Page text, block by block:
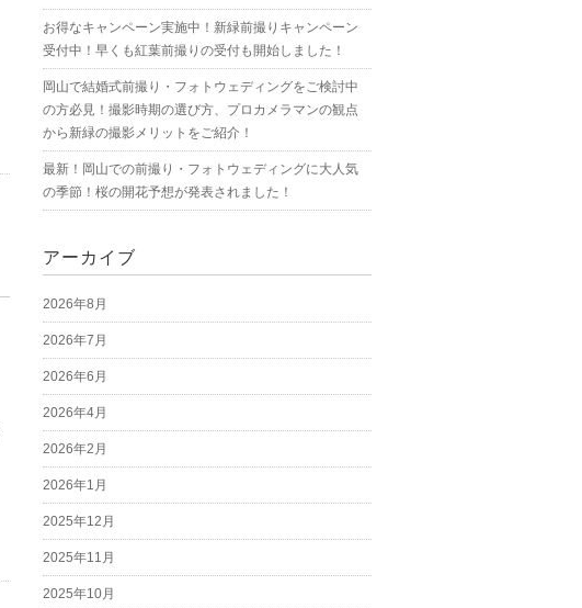
お得なキャンペーン実施中！新緑前撮りキャンペーン
受付中！早くも紅葉前撮りの受付も開始しました！
岡山で結婚式前撮り・フォトウェディングをご検討中
の方必見！撮影時期の選び方、プロカメラマンの観点
から新緑の撮影メリットをご紹介！
最新！岡山での前撮り・フォトウェディングに大人気
の季節！桜の開花予想が発表されました！
アーカイブ
2026年8月
2026年7月
2026年6月
2026年4月
2026年2月
2026年1月
2025年12月
2025年11月
2025年10月